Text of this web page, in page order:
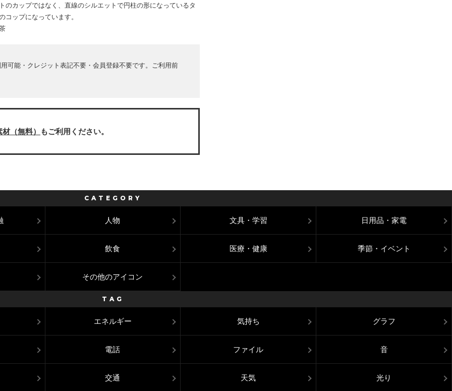
カップではなく、直線のシルエットで円柱の形になっているタ
コップになっています。
可能・クレジット表記不要・会員登録不要です。ご利用前
（無料） もご利用ください。
CATEGORY
人物 文具・学習 日用品・家電
飲食 医療・健康 季節・イベント
その他のアイコン
TAG
エネルギー 気持ち グラフ
電話 ファイル 音
交通 天気 光り